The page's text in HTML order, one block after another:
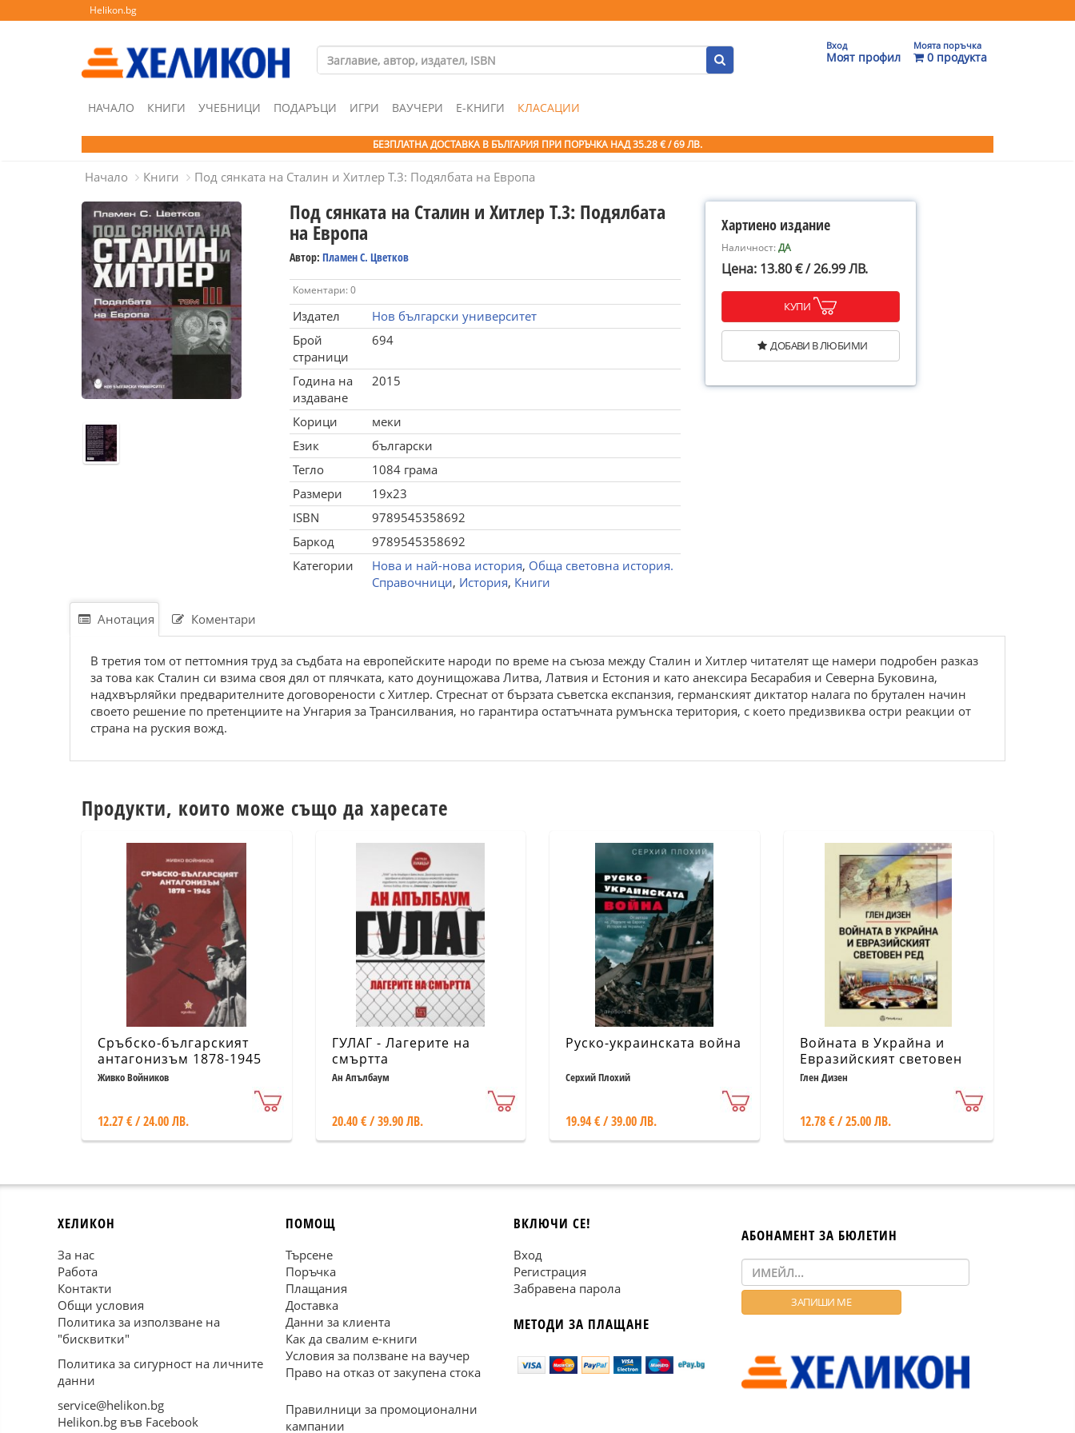
Helikon.bg
Вход
Моят профил
Моята поръчка
0 продукта
НАЧАЛО КНИГИ УЧЕБНИЦИ ПОДАРЪЦИ ИГРИ ВАУЧЕРИ Е-КНИГИ КЛАСАЦИИ
БЕЗПЛАТНА ДОСТАВКА В БЪЛГАРИЯ ПРИ ПОРЪЧКА НАД 35.28 € / 69 ЛВ.
Начало Книги Под сянката на Сталин и Хитлер Т.3: Подялбата на Европа
Под сянката на Сталин и Хитлер Т.3: Подялбата
на Европа
Автор: Пламен С. Цветков
Коментари: 0
Издател
Нов български университет
Брой
страници
694
Година на
издаване
2015
Корици
меки
Език
български
Тегло
1084 грама
Размери
19x23
ISBN
9789545358692
Баркод
9789545358692
Категории
Нова и най-нова история, Обща световна история.
Справочници, История, Книги
Хартиено издание
Наличност:ДА
Цена: 13.80 € / 26.99 ЛВ.
КУПИ
ДОБАВИ В ЛЮБИМИ
Анотация Коментари
В третия том от петтомния труд за съдбата на европейските народи по време на съюза между Сталин и Хитлер читателят ще намери подробен разказ
за това как Сталин си взима своя дял от плячката, като доунищожава Литва, Латвия и Естония и като анексира Бесарабия и Северна Буковина,
надхвърляйки предварителните договорености с Хитлер. Стреснат от бързата съветска експанзия, германският диктатор налага по брутален начин
своето решение по претенциите на Унгария за Трансилвания, но гарантира остатъчната румънска територия, с което предизвиква остри реакции от
страна на руския вожд.
Продукти, които може също да харесате
Сръбско-българският
антагонизъм 1878-1945
Живко Войников
12.27 € / 24.00 ЛВ.
ГУЛАГ - Лагерите на
смъртта
Ан Апълбаум
20.40 € / 39.90 ЛВ.
Руско-украинската война
Серхий Плохий
19.94 € / 39.00 ЛВ.
Войната в Украйна и
Евразийският световен
ред
Глен Дизен
12.78 € / 25.00 ЛВ.
ХЕЛИКОН
За нас
Работа
Контакти
Общи условия
Политика за използване на
"бисквитки"
Политика за сигурност на личните
данни
service@helikon.bg
Helikon.bg във Facebook
ПОМОЩ
Търсене
Поръчка
Плащания
Доставка
Данни за клиента
Как да свалим е-книги
Условия за ползване на ваучер
Право на отказ от закупена стока
Правилници за промоционални
кампании
ВКЛЮЧИ СЕ!
Вход
Регистрация
Забравена парола
МЕТОДИ ЗА ПЛАЩАНЕ
АБОНАМЕНТ ЗА БЮЛЕТИН